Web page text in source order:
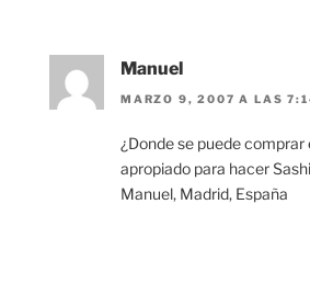
Manuel
MARZO 9, 2007 A LAS
¿Donde se puede comprar
apropiado para hacer
Manuel, Madrid, España